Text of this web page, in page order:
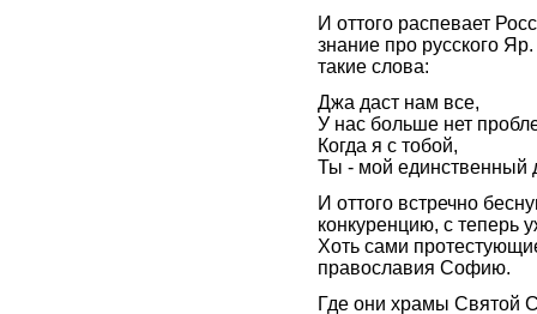
И оттого распевает
знание про русского
такие слова:
Джа даст нам все,
У нас больше нет
Когда я с тобой,
Ты - мой
И оттого встречно
конкуренцию, с теперь
Хоть сами
православия Софию.
Где они храмы Святой